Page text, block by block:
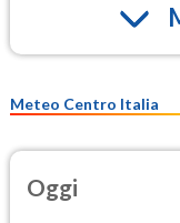
Meteo Centro Italia
Oggi